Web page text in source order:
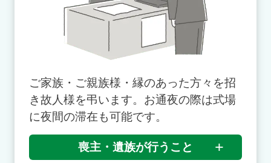
ご家族・ご親族様・縁のあった方々を招
き故人様を弔います。お通夜の際は式場
に夜間の滞在も可能です。
喪主・遺族が行うこと